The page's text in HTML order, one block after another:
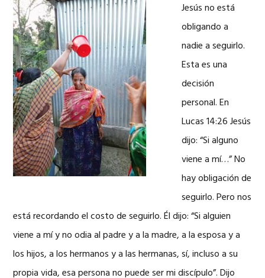
Jesús no está
obligando a
nadie a seguirlo.
Esta es una
decisión
personal. En
Lucas 14:26 Jesús
dijo: “Si alguno
viene a mí…” No
hay obligación de
seguirlo. Pero nos
está recordando el costo de seguirlo. Él dijo: “Si alguien
viene a mí y no odia al padre y a la madre, a la esposa y a
los hijos, a los hermanos y a las hermanas, sí, incluso a su
propia vida, esa persona no puede ser mi discípulo”. Dijo